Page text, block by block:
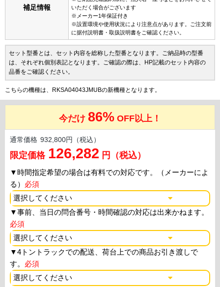
補足情報
いただく場合がございます
※メーカー1年保証付き
※設置環境や使用状況により注意点があります。ご注文前
に据付説明書・取扱説明書をご確認ください。
セット型番とは、セット内容を総称した型番となります。ご納品時の型番
は、それぞれ個別表記となります。ご確認の際は、HP記載のセット内容の
品番をご確認ください。
こちらの機種は、RKSA04043JMUBの新機種となります。
今だけ 86% OFF以上！
通常価格 932,800円（税込）
限定価格 126,282 円（税込）
▼時間指定希望の場合は有料での対応です。（メーカーによ
る） 必須
▼事前、当日の問合番号・時間確認の対応は出来かねます。
必須
▼4トントラックでの配送、荷台上での商品お引き渡しで
す。 必須